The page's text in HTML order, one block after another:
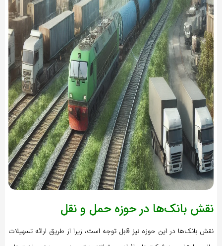
نقش بانک‌ها در حوزه حمل و نقل
نقش بانک‌ها در این حوزه نیز قابل توجه است، زیرا از طریق ارائه تسهیلات